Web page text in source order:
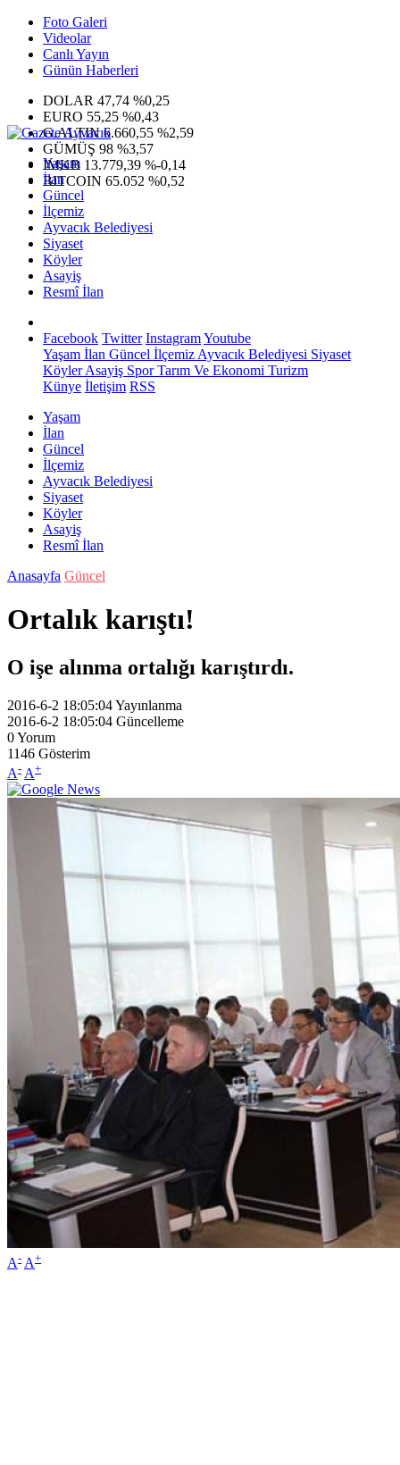
Foto Galeri
Videolar
Canlı Yayın
Günün Haberleri
DOLAR 47,74 %0,25
EURO 55,25 %0,43
G.ALTIN6.660,55 %2,59
GÜMÜŞ 98 %3,57
IMKB 13.779,39 %-0,14
BITCOIN 65.052 %0,52
Yaşam
İlan
Güncel
İlçemiz
Ayvacık Belediyesi
Siyaset
Köyler
Asayiş
Resmî İlan
Facebook Twitter InstagramYoutube
Yaşam İlan Güncel İlçemiz Ayvacık Belediyesi Siyaset
KöylerAsayiş SporTarım Ve Ekonomi Turizm
Künye İletişim RSS
Yaşam
İlan
Güncel
İlçemiz
Ayvacık Belediyesi
Siyaset
Köyler
Asayiş
Resmî İlan
Anasayfa Güncel
Ortalık karıştı!
O işe alınma ortalığı karıştırdı.
2016-6-2 18:05:04Yayınlanma
2016-6-2 18:05:04 Güncelleme
0Yorum
1146 Gösterim
A- A+
A- A+